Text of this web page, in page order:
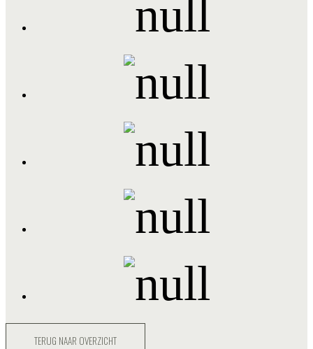
TERUG NAAR OVERZICHT